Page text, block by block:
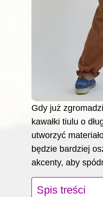
Gdy już
kawałki tiulu o
utworzyć
będzie bardziej
akcenty, aby
Spis treści